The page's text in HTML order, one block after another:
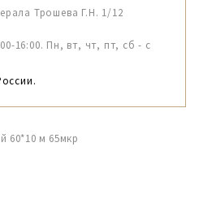
Трошева Г.Н. 1/12
16:00. Пн, вт, чт, пт, сб - с
60*10 м 65мкр